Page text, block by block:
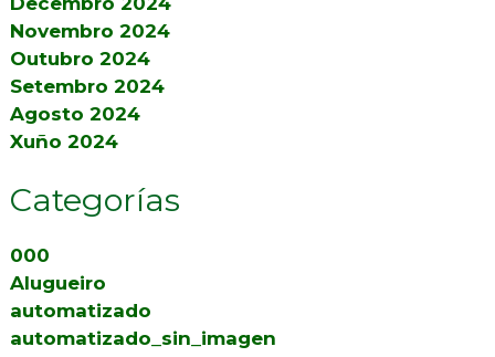
Novembro 2024
Outubro 2024
Setembro 2024
Agosto 2024
Xuño 2024
Categorías
000
Alugueiro
automatizado
automatizado_sin_imagen